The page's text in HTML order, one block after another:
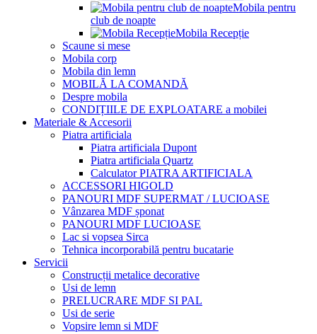
Mobila pentru
club de noapte
Mobila Recepție
Scaune si mese
Mobila corp
Mobila din lemn
MOBILĂ LA COMANDĂ
Despre mobila
CONDIȚIILE DE EXPLOATARE a mobilei
Materiale & Accesorii
Piatra artificiala
Piatra artificiala Dupont
Piatra artificiala Quartz
Calculator PIATRA ARTIFICIALA
ACCESSORI HIGOLD
PANOURI MDF SUPERMAT / LUCIOASE
Vânzarea MDF șponat
PANOURI MDF LUCIOASE
Lac si vopsea Sirca
Tehnica incorporabilă pentru bucatarie
Servicii
Construcții metalice decorative
Usi de lemn
PRELUCRARE MDF SI PAL
Usi de serie
Vopsire lemn si MDF